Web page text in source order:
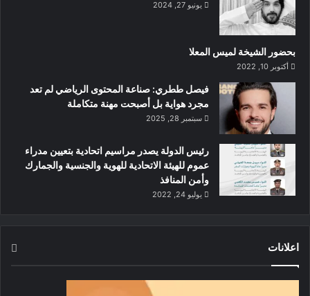
يونيو 27, 2024
بحضور الشيخة لميس المعلا
أكتوبر 10, 2022
‏فيصل ططري: صناعة المحتوى الرياضي لم تعد
مجرد هواية بل أصبحت مهنة متكاملة
سبتمبر 28, 2025
رئيس الدولة يصدر مراسيم اتحادية بتعيين مدراء
عموم للهيئة الاتحادية للهوية والجنسية والجمارك
وأمن المنافذ
يوليو 24, 2022
اعلانات